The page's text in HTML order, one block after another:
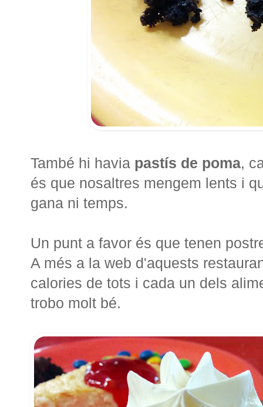
També hi havia pastís de poma,
és que nosaltres mengem lents i
gana ni temps.
Un punt a favor és que tenen
A més a la web d'aquests
calories de tots i cada un dels
trobo molt bé.